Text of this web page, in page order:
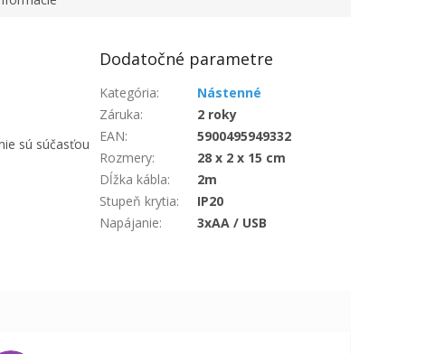
sú súčasťou
Dodatočné parametre
Kategória:
Nástenné
Záruka:
2 roky
EAN:
5900495949332
Rozmery:
28 x 2 x 15 cm
Dĺžka kábla:
2m
Stupeň krytia:
IP20
Napájanie: 3xAA / USB